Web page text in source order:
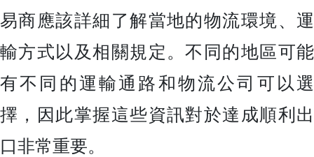
易商應該詳細了解當地的物流環境、運
輸方式以及相關規定。不同的地區可能
有不同的運輸通路和物流公司可以選
擇，因此掌握這些資訊對於達成順利出
口非常重要。